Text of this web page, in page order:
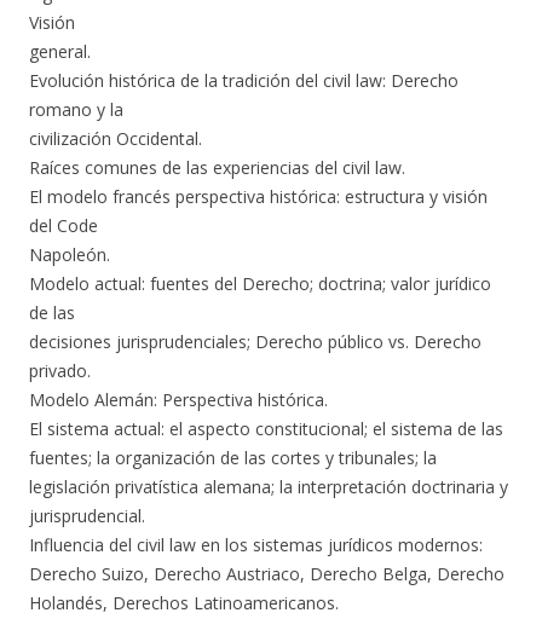
Visión
general.
Evolución histórica de la tradición del civil law: Derecho
romano y la
civilización Occidental.
Raíces comunes de las experiencias del civil law.
El modelo francés perspectiva histórica: estructura y visión
del Code
Napoleón.
Modelo actual: fuentes del Derecho; doctrina; valor jurídico
de las
decisiones jurisprudenciales; Derecho público vs. Derecho
privado.
Modelo Alemán: Perspectiva histórica.
El sistema actual: el aspecto constitucional; el sistema de las
fuentes; la organización de las cortes y tribunales; la
legislación privatística alemana; la interpretación doctrinaria y
jurisprudencial.
Influencia del civil law en los sistemas jurídicos modernos:
Derecho Suizo, Derecho Austriaco, Derecho Belga, Derecho
Holandés, Derechos Latinoamericanos.